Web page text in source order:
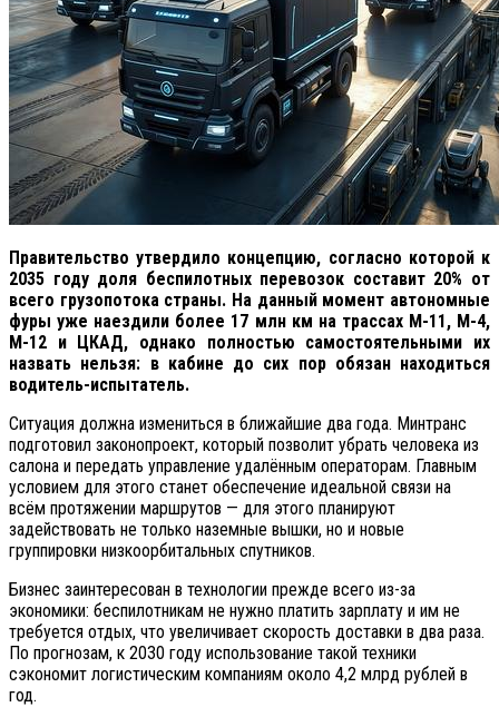
Правительство утвердило концепцию, согласно которой к
2035 году доля беспилотных перевозок составит 20% от
всего грузопотока страны. На данный момент автономные
фуры уже наездили более 17 млн км на трассах М-11, М-4,
М-12 и ЦКАД, однако полностью самостоятельными их
назвать нельзя: в кабине до сих пор обязан находиться
водитель-испытатель.
Ситуация должна измениться в ближайшие два года. Минтранс
подготовил законопроект, который позволит убрать человека из
салона и передать управление удалённым операторам. Главным
условием для этого станет обеспечение идеальной связи на
всём протяжении маршрутов — для этого планируют
задействовать не только наземные вышки, но и новые
группировки низкоорбитальных спутников.
Бизнес заинтересован в технологии прежде всего из-за
экономики: беспилотникам не нужно платить зарплату и им не
требуется отдых, что увеличивает скорость доставки в два раза.
По прогнозам, к 2030 году использование такой техники
сэкономит логистическим компаниям около 4,2 млрд рублей в
год.